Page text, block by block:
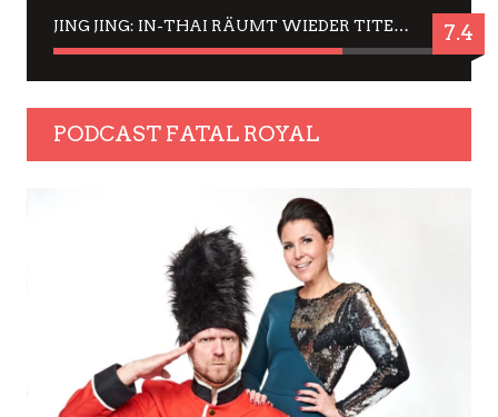
JING JING: IN-THAI RÄUMT WIEDER TITEL AB – EIN ZWEI-STUNDEN-ERLEBNISBERICHT 7.4
PODCAST FATAL ROYAL